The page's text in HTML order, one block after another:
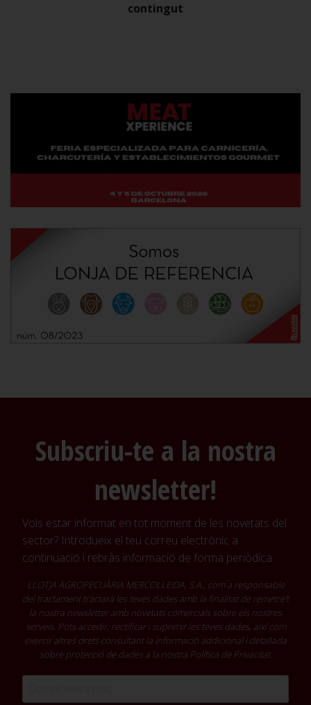
contingut
Subscriu-te a la nostra
newsletter!
Vols estar informat en tot moment de les novetats del
sector? Introdueix el teu correu electrònic a
continuació i rebràs informació de forma periòdica
LLOTJA AGROPECUÀRIA MERCOLLEIDA, S.A., com a responsable
del tractament tractarà les teves dades amb la finalitat de remetre't
la nostra newsletter amb novetats comercials sobre els nostres
serveis. Pots accedir, rectificar i suprimir les teves dades, així com
exercir altres drets consultant la informació addicional i detallada
sobre protecció de dades a la nostra Política de Privacitat.